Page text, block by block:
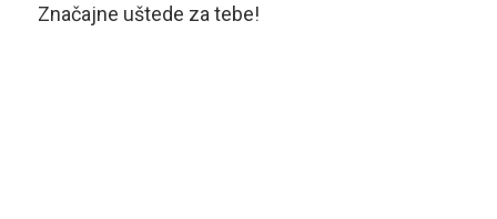
Značajne uštede za tebe!